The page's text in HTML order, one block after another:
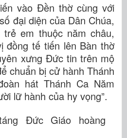
vào Đền thờ cùng với
đại diện của Dân Chúa,
em thuộc năm châu,
đồng tế tiến lên Bàn thờ
xưng Đức tin trên mộ
chuẩn bị cử hành Thánh
hát Thánh Ca Năm
lữ hành của hy vọng”.